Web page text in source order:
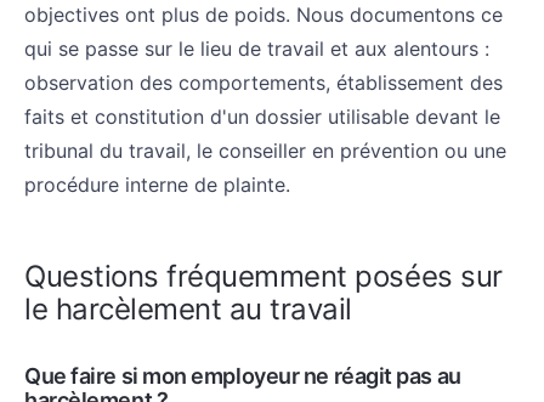
objectives ont plus de poids. Nous documentons ce
qui se passe sur le lieu de travail et aux alentours :
observation des comportements, établissement des
faits et constitution d'un dossier utilisable devant le
tribunal du travail, le conseiller en prévention ou une
procédure interne de plainte.
Questions fréquemment posées sur
le harcèlement au travail
Que faire si mon employeur ne réagit pas au